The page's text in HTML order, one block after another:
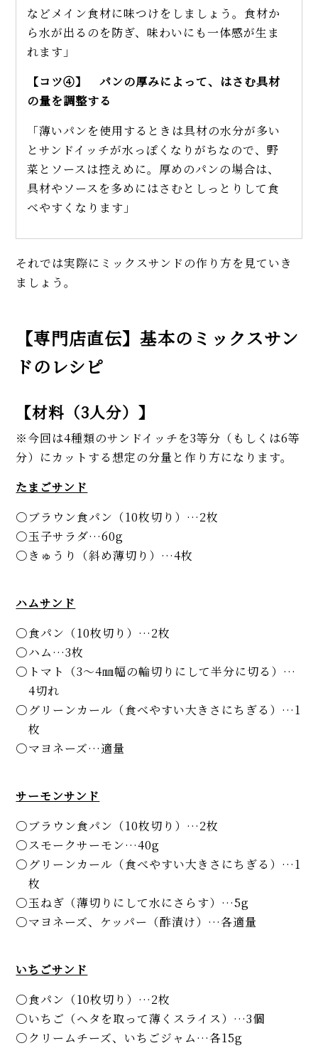
などメイン食材に味つけをしましょう。食材か
ら水が出るのを防ぎ、味わいにも一体感が生ま
れます」
【コツ④】 パンの厚みによって、はさむ具材
の量を調整する
「薄いパンを使用するときは具材の水分が多い
とサンドイッチが水っぽくなりがちなので、野
菜とソースは控えめに。厚めのパンの場合は、
具材やソースを多めにはさむとしっとりして食
べやすくなります」
それでは実際にミックスサンドの作り方を見ていき
ましょう。
【専門店直伝】基本のミックスサン
ドのレシピ
【材料（3人分）】
※今回は4種類のサンドイッチを3等分（もしくは6等
分）にカットする想定の分量と作り方になります。
たまごサンド
ブラウン食パン（10枚切り）…2枚
玉子サラダ…60g
きゅうり（斜め薄切り）…4枚
ハムサンド
食パン（10枚切り）…2枚
ハム…3枚
トマト（3〜4㎜幅の輪切りにして半分に切る）…
4切れ
グリーンカール（食べやすい大きさにちぎる）…1
枚
マヨネーズ…適量
サーモンサンド
ブラウン食パン（10枚切り）…2枚
スモークサーモン…40g
グリーンカール（食べやすい大きさにちぎる）…1
枚
玉ねぎ（薄切りにして水にさらす）…5g
マヨネーズ、ケッパー（酢漬け）…各適量
いちごサンド
食パン（10枚切り）…2枚
いちご（ヘタを取って薄くスライス）…3個
クリームチーズ、いちごジャム…各15g